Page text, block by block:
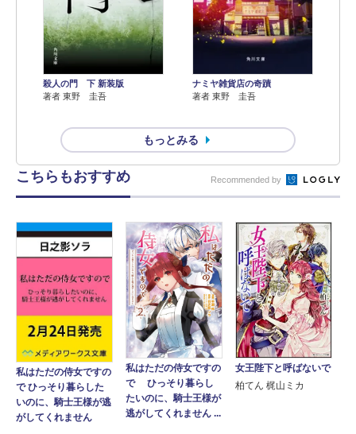
殺人の門 下 新装版
著者 東野 圭吾
ナミヤ雑貨店の奇蹟
著者 東野 圭吾
もっとみる
こちらもおすすめ Recommended by
私はただの侍女ですの
で ひっそり暮らした
いのに、騎士王様が逃
がしてくれません
私はただの侍女ですの
で ひっそり暮らし
たいのに、騎士王様が
逃がしてくれません ...
女王陛下と呼ばないで
柏てん 梶山ミカ